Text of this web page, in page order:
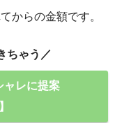
からの金額です。
ちゃう／
ャレに提案